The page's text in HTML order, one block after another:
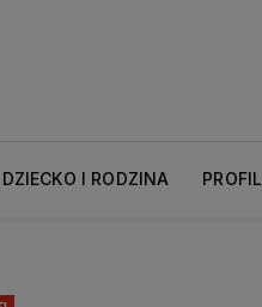
DZIECKO I RODZINA